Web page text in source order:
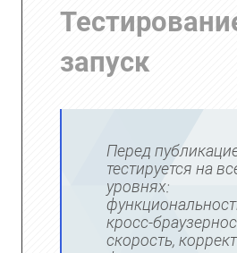
запуск
Перед
тестируется на
уровнях:
кросс-
скорость,